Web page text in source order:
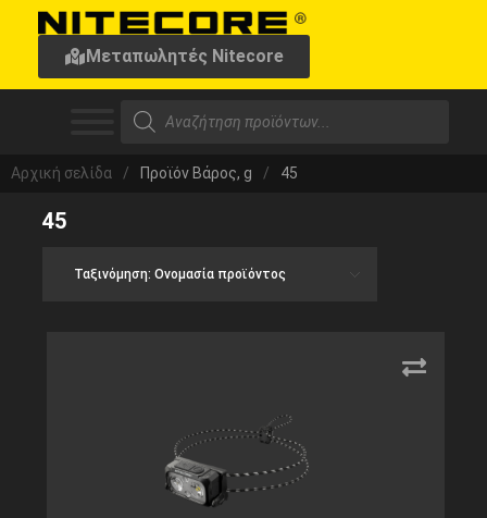
Μεταπωλητές Nitecore
Αρχική σελίδα / Προϊόν Βάρος, g / 45
45